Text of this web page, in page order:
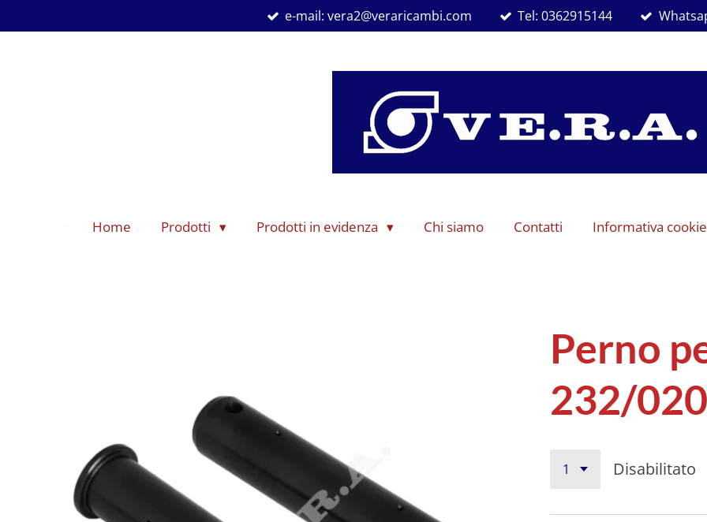
al
e-mail: vera2@veraricambi.com Tel: 0362915144
Home Prodotti Prodotti in evidenza Chi siamo Contatti Informativa
Perno
232/
Disabilitato